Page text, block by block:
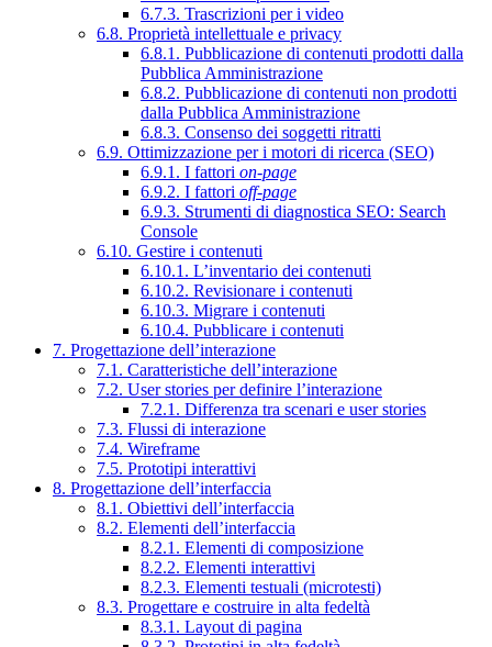
6.7.3. Trascrizioni per i video
6.8. Proprietà intellettuale e privacy
6.8.1. Pubblicazione di contenuti prodotti dalla
Pubblica Amministrazione
6.8.2. Pubblicazione di contenuti non prodotti
dalla Pubblica Amministrazione
6.8.3. Consenso dei soggetti ritratti
6.9. Ottimizzazione per i motori di ricerca (SEO)
6.9.1. I fattori on-page
6.9.2. I fattori off-page
6.9.3. Strumenti di diagnostica SEO: Search
Console
6.10. Gestire i contenuti
6.10.1. L’inventario dei contenuti
6.10.2. Revisionare i contenuti
6.10.3. Migrare i contenuti
6.10.4. Pubblicare i contenuti
7. Progettazione dell’interazione
7.1. Caratteristiche dell’interazione
7.2. User stories per definire l’interazione
7.2.1. Differenza tra scenari e user stories
7.3. Flussi di interazione
7.4. Wireframe
7.5. Prototipi interattivi
8. Progettazione dell’interfaccia
8.1. Obiettivi dell’interfaccia
8.2. Elementi dell’interfaccia
8.2.1. Elementi di composizione
8.2.2. Elementi interattivi
8.2.3. Elementi testuali (microtesti)
8.3. Progettare e costruire in alta fedeltà
8.3.1. Layout di pagina